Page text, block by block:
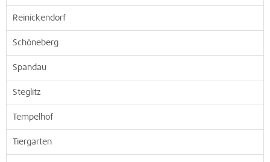
Reinickendorf
Schöneberg
Spandau
Steglitz
Tempelhof
Tiergarten